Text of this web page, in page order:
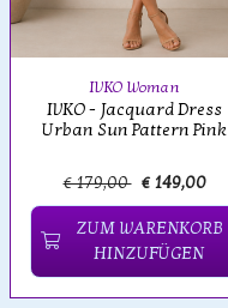
IVKO Woman
IVKO - Jacquard Dress
Urban Sun Pattern Pink
€ 179,00 € 149,00
ZUM WARENKORB
HINZUFÜGEN